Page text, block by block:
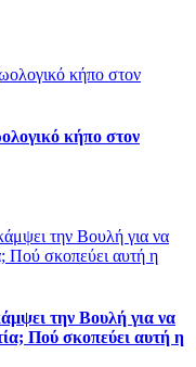
κήπο στον
την Βουλή για να
Πού σκοπεύει αυτή η